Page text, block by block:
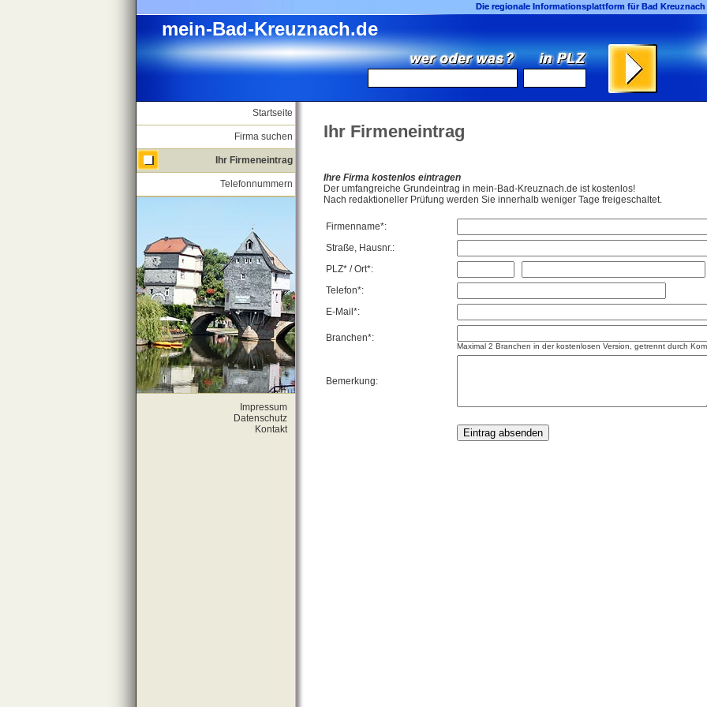
Die regionale Informationsplattform für Bad
mein-Bad-Kreuznach.de
Seite wird geladen . . .
mein-Bad-Kreuznach.de
Die regionale Informationsplattform für Bad
Startseite
Firma suchen
Ihr Firmeneintrag
Telefonnummern
Impressum
Datenschutz
Kontakt
Ihr Firmeneintrag
Ihre Firma kostenlos eintragen
Der umfangreiche Grundeintrag in mein-Bad-Kreuznach.de ist kostenlos!
Nach redaktioneller Prüfung werden Sie innerhalb weniger Tage freigeschaltet.
Firmenname*:
Straße, Hausnr.:
PLZ* / Ort*:
Telefon*:
E-Mail*:
Branchen*:
Maximal 2 Branchen in der kostenlosen Version, getrennt durch
Bemerkung: